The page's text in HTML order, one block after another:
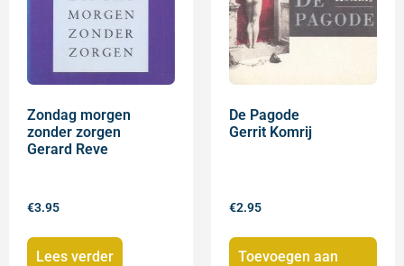
Zondag morgen
zonder zorgen
Gerard Reve
€3.95
Lees verder
De Pagode
Gerrit Komrij
€2.95
Toevoegen aan